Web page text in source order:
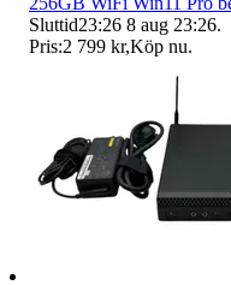
Sluttid23:26 8 aug 23:26.
Pris:2 799 kr,Köp nu.